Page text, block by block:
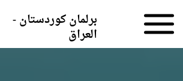
برلمان كوردستان -
العراق